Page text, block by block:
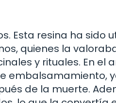
Esta resina ha sido
quienes la
y rituales. En el
embalsamamiento,
de la muerte.